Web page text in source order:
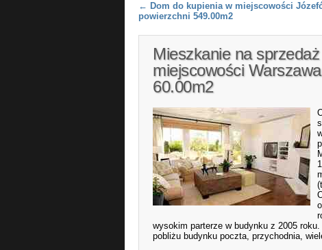
Post navigation
← Dom do kupienia w miejscowości
powierzchni 549.00m2
Mieszkanie na
miejscowości
60.00m2
wysokim parterze w budynku z 2005
pobliżu budynku poczta, przychodnia,